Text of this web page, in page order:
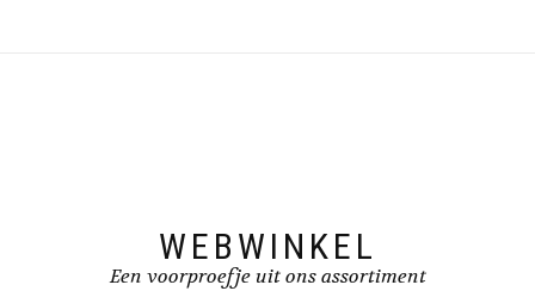
WEBWINKEL
Een voorproefje uit ons assortiment